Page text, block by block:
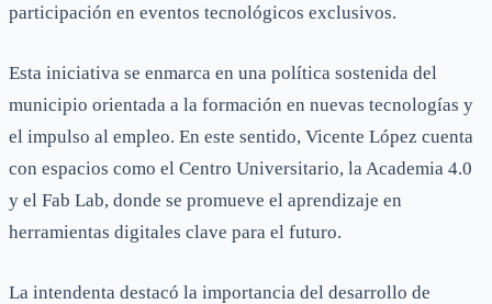
participación en eventos tecnológicos exclusivos.
Esta iniciativa se enmarca en una política sostenida del
municipio orientada a la formación en nuevas tecnologías y
el impulso al empleo. En este sentido, Vicente López cuenta
con espacios como el Centro Universitario, la Academia 4.0
y el Fab Lab, donde se promueve el aprendizaje en
herramientas digitales clave para el futuro.
La intendenta destacó la importancia del desarrollo de